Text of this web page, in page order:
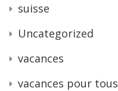
suisse
Uncategorized
vacances
vacances pour tous